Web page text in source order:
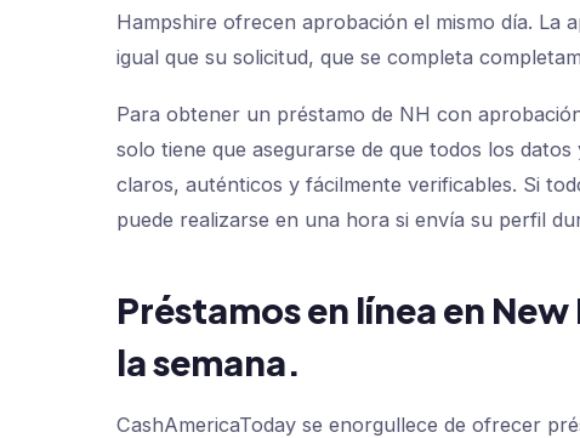
Hampshire ofrecen aprobación el mismo día. La
igual que su solicitud, que se completa
Para obtener un préstamo de NH con
solo tiene que asegurarse de que todos los
claros, auténticos y fácilmente verificables. Si
puede realizarse en una hora si envía su perfil
Préstamos en línea en
la semana.
CashAmericaToday se enorgullece de ofrecer